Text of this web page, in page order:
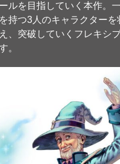
ルを目指していく本作。
持つ3人のキャラクター
、突破していくフレキシ
。